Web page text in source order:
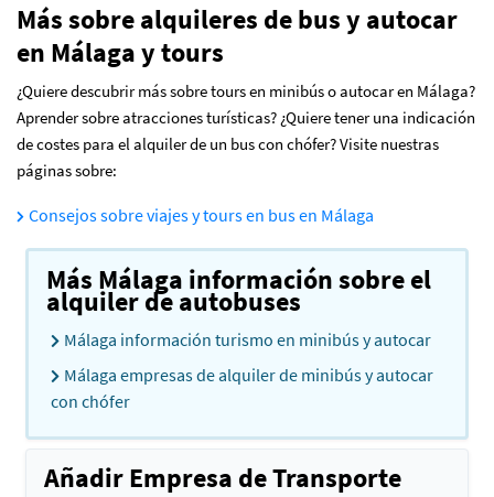
Más sobre alquileres de bus y autocar
en Málaga y tours
¿Quiere descubrir más sobre tours en minibús o autocar en Málaga?
Aprender sobre atracciones turísticas? ¿Quiere tener una indicación
de costes para el alquiler de un bus con chófer? Visite nuestras
páginas sobre:
Consejos sobre viajes y tours en bus en Málaga
Más Málaga información sobre el
alquiler de autobuses
Málaga información turismo en minibús y autocar
Málaga empresas de alquiler de minibús y autocar
con chófer
Añadir Empresa de Transporte